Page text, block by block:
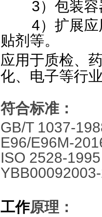
3）包装
4）扩展
贴剂等。
应用于质检、
化、电子等行
符合标准：
GB/T 1037-
E96/E96M-
ISO 2528-
工作原理：